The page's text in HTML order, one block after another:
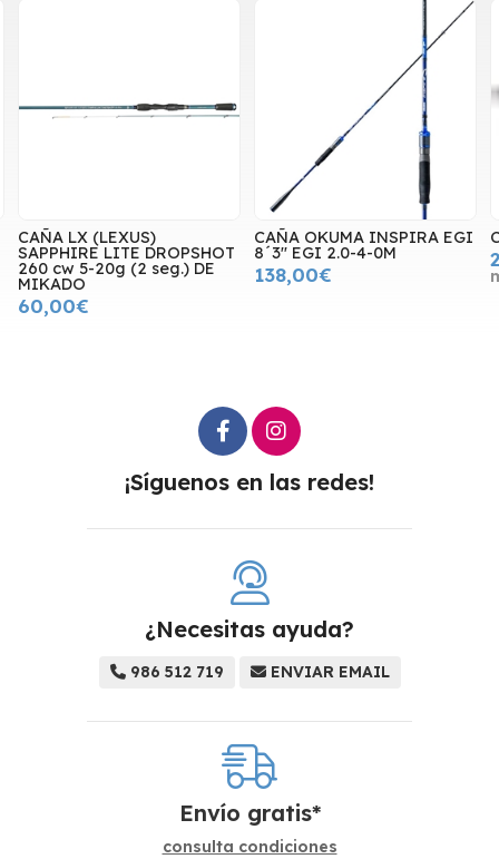
CAÑA LX (LEXUS)
SAPPHIRE LITE DROPSHOT
260 cw 5-20g (2 seg.) DE
MIKADO
60,00€
CAÑA OKUMA INSPIRA EGI
8´3" EGI 2.0-4-0M
138,00€
¡Síguenos en las redes!
¿Necesitas ayuda?
986 512 719 ENVIAR EMAIL
Envío gratis*
consulta condiciones